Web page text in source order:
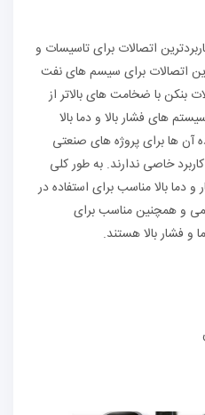
40 از جمله پرکاربردترین اتصالات برای تاسیسات و
اتصالات برای سیسم های نفت
بنکن با ضخامت های بالاتر از
160 نیز برای سیستم های فشار بالا و دما بالا
آن ها برای پروژه های صنعتی
خاصی ندارند. به طور کلی
دما بالا مناسب برای استفاده در
و همچنین مناسب برای
و فشار بالا هستند.